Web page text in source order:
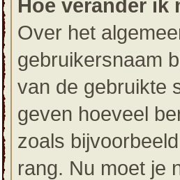
Hoe verander ik
Over het
gebruikersnaam
van de gebruikte
geven hoeveel
zoals
rang. Nu moet je